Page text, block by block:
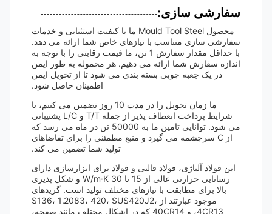
سفارشی سازی:
محصول Mould Tool Steel ما با کیفیت استثنایی و خدمات
سفارشی سازی متناسب با نیازهای خاص شما ارائه می دهد.
با حداقل مقدار سفارش 1 تن، ما قیمت رقابتی را با توجه به
اندازه سفارش شما ارائه می دهیم. هر محموله به طور ایمن
در یک جعبه چوبی بسته بندی می شود تا از تحویل ایمن
اطمینان حاصل شود.
ما زمان تحویل را در مدت 10 روز تضمین می کنیم، با
شرایط پرداخت انعطاف پذیر از جمله T/T و L/C پشتیبانی
می شود. توانایی تامین ما به 50000 تن در ماه می رسد که
از C سرچشمه می گیرد و منبع مطمئنی را برای تقاضاهای
تولید شما تضمین می کند.
این فولاد آلیاژی، فولاد قالبی و فولاد برای ابزارسازی دارای
رسانایی حرارتی عالی از 15 تا 30 W/m·K و شکل پذیری
بالا برای مطابقت با نیازهای مختلف تولید است. گریدهای
موجود عبارتند از S136، 1.2083، 420، SUS420J2،
4CR13، و 40CR14 که در اشکال مختلف مانند صفحه،